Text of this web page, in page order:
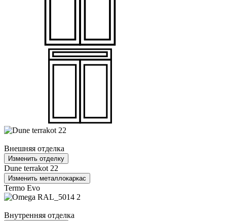
Внешняя отделка
Изменить отделку
Dune terrakot 22
Изменить металлокаркас
Termo Evo
Внутренняя отделка